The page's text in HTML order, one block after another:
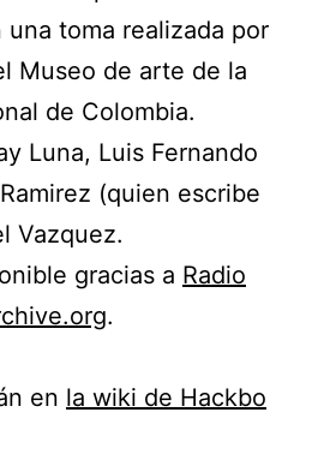
toma realizada por
Museo de arte de la
de Colombia.
Luna, Luis Fernando
(quien escribe
Vazquez.
gracias a Radio
.
en la wiki de Hackbo